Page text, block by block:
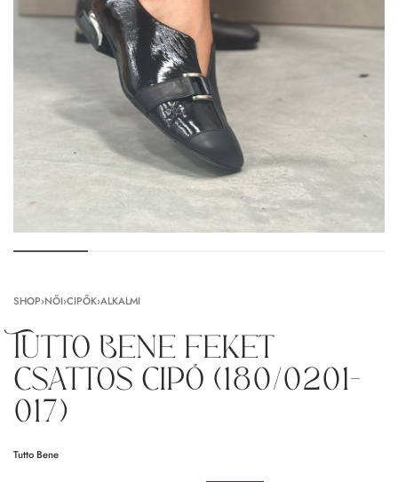
SHOP›NŐI›CIPŐK›ALKALMI
Tutto Bene feket
csattos cipő (180/0201-
017)
Tutto Bene